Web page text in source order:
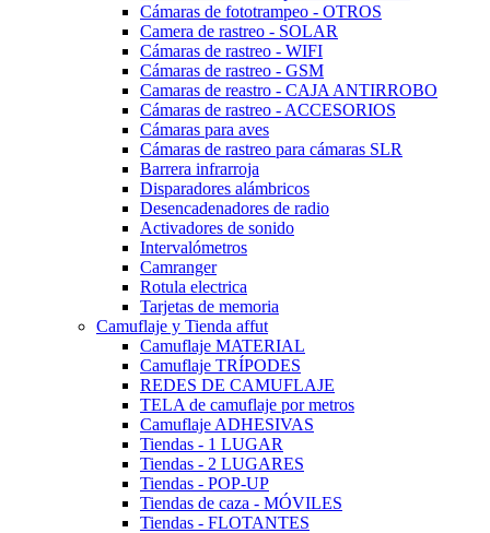
Cámaras de fototrampeo - OTROS
Camera de rastreo - SOLAR
Cámaras de rastreo - WIFI
Cámaras de rastreo - GSM
Camaras de reastro - CAJA ANTIRROBO
Cámaras de rastreo - ACCESORIOS
Cámaras para aves
Cámaras de rastreo para cámaras SLR
Barrera infrarroja
Disparadores alámbricos
Desencadenadores de radio
Activadores de sonido
Intervalómetros
Camranger
Rotula electrica
Tarjetas de memoria
Camuflaje y Tienda affut
Camuflaje MATERIAL
Camuflaje TRÍPODES
REDES DE CAMUFLAJE
TELA de camuflaje por metros
Camuflaje ADHESIVAS
Tiendas - 1 LUGAR
Tiendas - 2 LUGARES
Tiendas - POP-UP
Tiendas de caza - MÓVILES
Tiendas - FLOTANTES